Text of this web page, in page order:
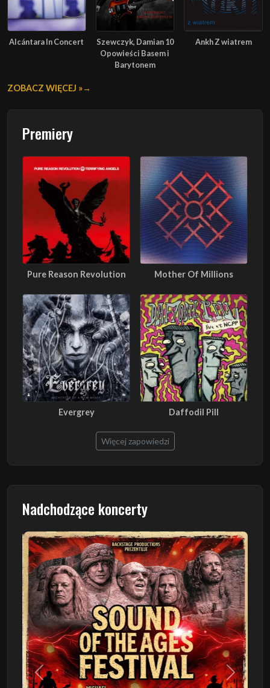
Alcántara In Concert
Szewczyk, Damian 10
Opowieści Basem i
Barytonem
Ankh Z wiatrem
ZOBACZ WIĘCEJ »
Premiery
Pure Reason Revolution Mother Of Millions
Evergrey Daffodil Pill
Więcej zapowiedzi
Nadchodzące koncerty
Poprzedni Następny